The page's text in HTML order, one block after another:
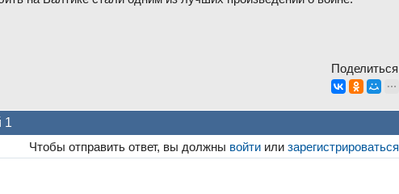
Поделиться
1
Чтобы отправить ответ, вы должны войти илизарегистрироваться